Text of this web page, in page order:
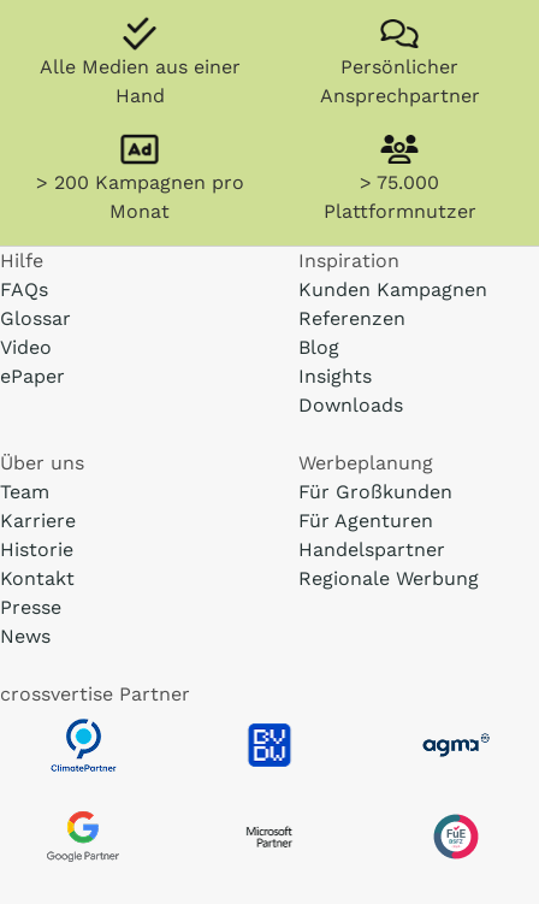
Alle Medien aus einer
Hand
Persönlicher
Ansprechpartner
> 200 Kampagnen pro
Monat
> 75.000
Plattformnutzer
Hilfe
FAQs
Glossar
Video
ePaper
Inspiration
Kunden Kampagnen
Referenzen
Blog
Insights
Downloads
Über uns
Team
Karriere
Historie
Kontakt
Presse
News
Werbeplanung
Für Großkunden
Für Agenturen
Handelspartner
Regionale Werbung
crossvertise Partner